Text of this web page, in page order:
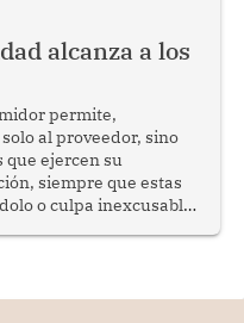
cohesión
alcanza a los
permite,
al proveedor, sino
que ejercen su
siempre que estas
o culpa inexcusable
and greet con